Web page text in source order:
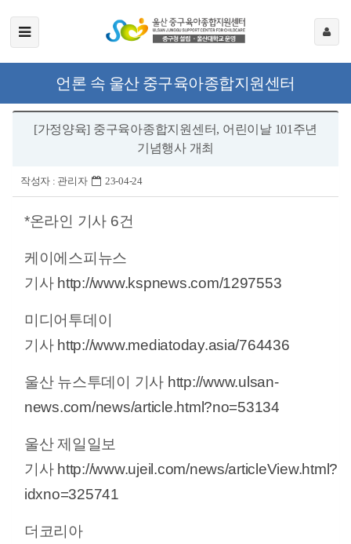
언론 속 울산 중구육아종합지원센터
[가정양육] 중구육아종합지원센터, 어린이날 101주년
기념행사 개최
작성자 : 관리자 23-04-24
*온라인 기사 6건
케이에스피뉴스
기사 http://www.kspnews.com/1297553
미디어투데이
기사 http://www.mediatoday.asia/764436
울산 뉴스투데이 기사 http://www.ulsan-
news.com/news/article.html?no=53134
울산 제일일보
기사 http://www.ujeil.com/news/articleView.html?
idxno=325741
더코리아